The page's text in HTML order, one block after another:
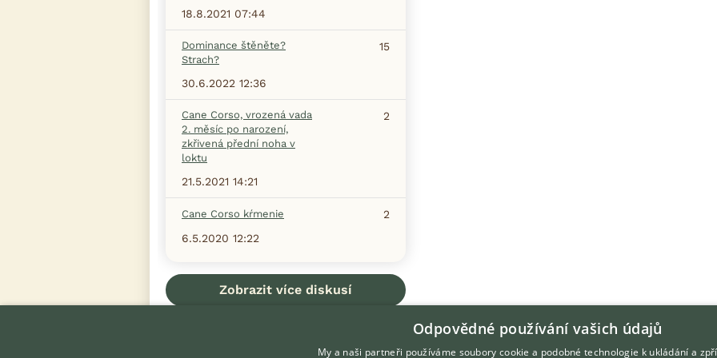
18.8.2021 07:44
Dominance štěněte?
Strach?
15
30.6.2022 12:36
Cane Corso, vrozená vada
2. měsíc po narození,
zkřivená přední noha v
loktu
2
21.5.2021 14:21
Cane Corso kŕmenie
2
6.5.2020 12:22
Zobrazit více diskusí
Odpovědné používání vašich údajů
My a naši partneři používáme soubory cookie a podobné technologie k ukládání a